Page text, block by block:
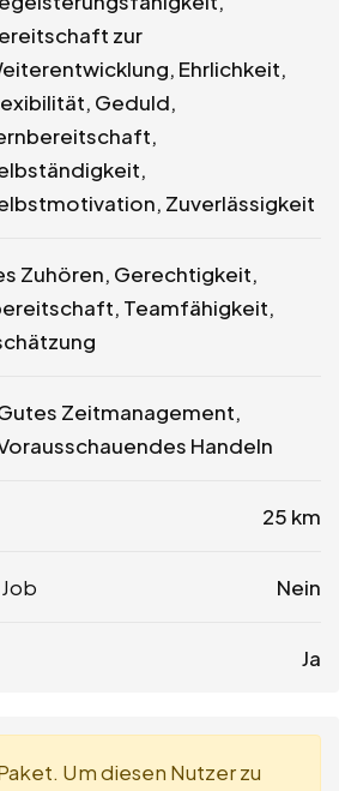
zur
Ehrlichkeit,
Geduld,
Zuverlässigkeit
Zuhören, Gerechtigkeit,
Teamfähigkeit,
Zeitmanagement,
Handeln
25 km
Nein
Ja
Um diesen Nutzer zu